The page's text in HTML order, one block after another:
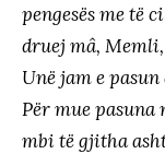
pengesës me të
druej mâ,
Unë jam e
Për mue pasuna
mbi të gjitha